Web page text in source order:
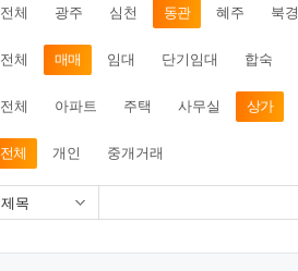
전체 광주 심천 동관 혜주 북경
전체 매매 임대 단기임대 합숙
전체 아파트 주택 사무실 상가
전체 개인 중개거래
제목